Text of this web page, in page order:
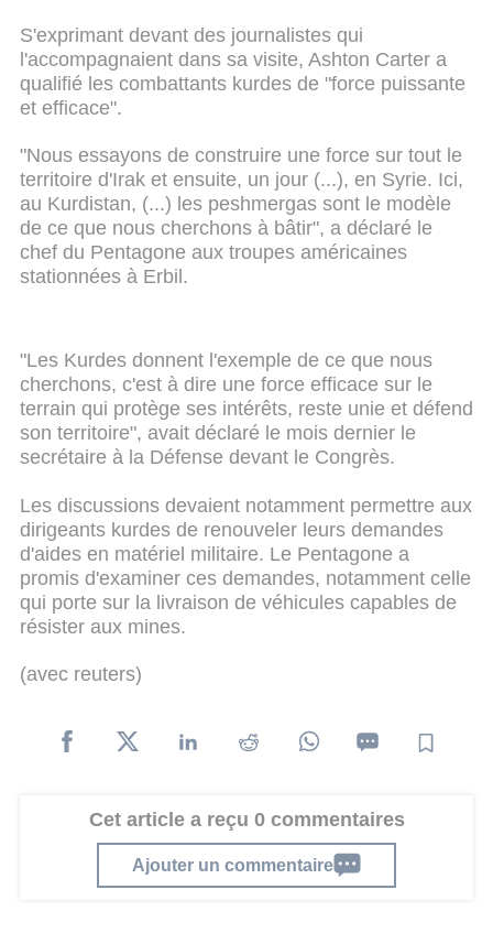
S'exprimant devant des journalistes qui
l'accompagnaient dans sa visite, Ashton Carter a
qualifié les combattants kurdes de "force puissante
et efficace".
"Nous essayons de construire une force sur tout le
territoire d'Irak et ensuite, un jour (...), en Syrie. Ici,
au Kurdistan, (...) les peshmergas sont le modèle
de ce que nous cherchons à bâtir", a déclaré le
chef du Pentagone aux troupes américaines
stationnées à Erbil.
"Les Kurdes donnent l'exemple de ce que nous
cherchons, c'est à dire une force efficace sur le
terrain qui protège ses intérêts, reste unie et défend
son territoire", avait déclaré le mois dernier le
secrétaire à la Défense devant le Congrès.
Les discussions devaient notamment permettre aux
dirigeants kurdes de renouveler leurs demandes
d'aides en matériel militaire. Le Pentagone a
promis d'examiner ces demandes, notamment celle
qui porte sur la livraison de véhicules capables de
résister aux mines.
(avec reuters)
Cet article a reçu 0 commentaires
Ajouter un commentaire